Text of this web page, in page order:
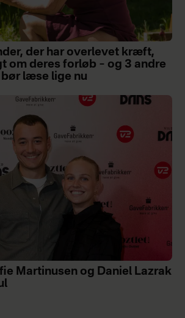
der har overlevet kræft,
deres forløb – og 3 andre
læse lige nu
Martinusen og Daniel Lazrak